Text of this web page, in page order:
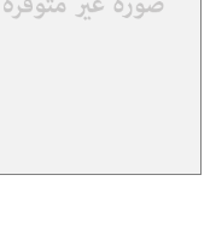
إختياراتنا
يتكرر
أسئلة
علىوسائل
تعليمية